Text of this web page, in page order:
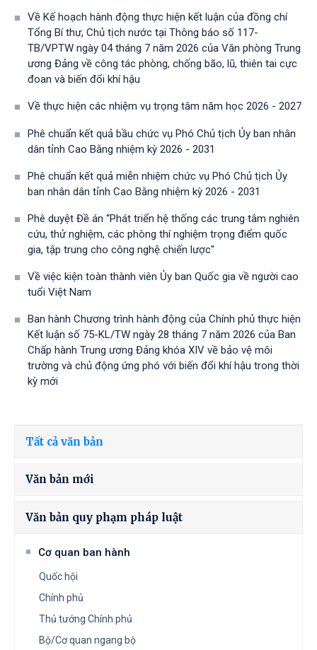
Về Kế hoạch hành động thực hiện kết luận của đồng chí
Tổng Bí thư, Chủ tịch nước tại Thông báo số 117-
TB/VPTW ngày 04 tháng 7 năm 2026 của Văn phòng Trung
ương Đảng về công tác phòng, chống bão, lũ, thiên tai cực
đoan và biến đổi khí hậu
Về thực hiện các nhiệm vụ trọng tâm năm học 2026 - 2027
Phê chuẩn kết quả bầu chức vụ Phó Chủ tịch Ủy ban nhân
dân tỉnh Cao Bằng nhiệm kỳ 2026 - 2031
Phê chuẩn kết quả miễn nhiệm chức vụ Phó Chủ tịch Ủy
ban nhân dân tỉnh Cao Bằng nhiệm kỳ 2026 - 2031
Phê duyệt Đề án “Phát triển hệ thống các trung tâm nghiên
cứu, thử nghiệm, các phòng thí nghiệm trọng điểm quốc
gia, tập trung cho công nghệ chiến lược"
Về việc kiện toàn thành viên Ủy ban Quốc gia về người cao
tuổi Việt Nam
Ban hành Chương trình hành động của Chính phủ thực hiện
Kết luận số 75-KL/TW ngày 28 tháng 7 năm 2026 của Ban
Chấp hành Trung ương Đảng khóa XIV về bảo vệ môi
trường và chủ động ứng phó với biến đổi khí hậu trong thời
kỳ mới
Tất cả văn bản
Văn bản mới
Văn bản quy phạm pháp luật
Cơ quan ban hành
Quốc hội
Chính phủ
Thủ tướng Chính phủ
Bộ/Cơ quan ngang bộ